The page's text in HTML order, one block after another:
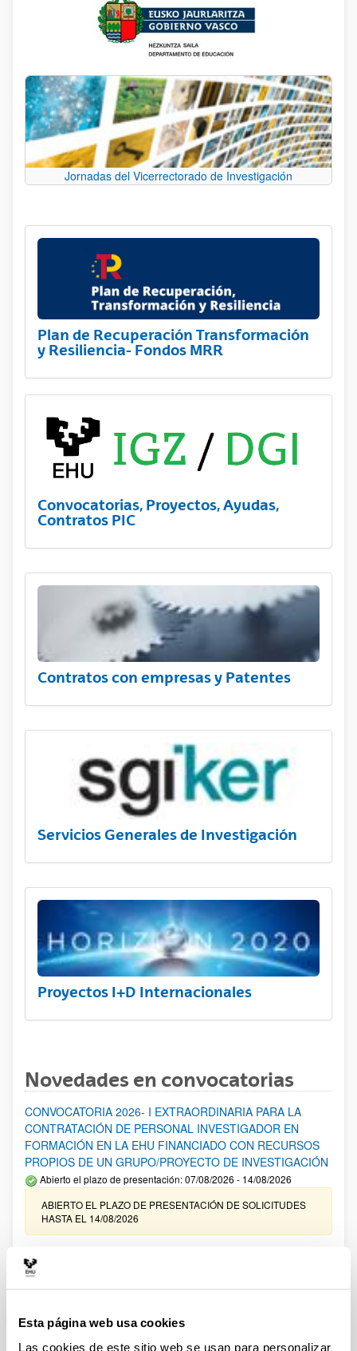
Esta página web usa cookies
Las cookies de este sitio web se usan para personalizar
Jornadas del Vicerrectorado de Investigación
Plan de Recuperación Transformación
y Resiliencia- Fondos MRR
Convocatorias, Proyectos, Ayudas,
Contratos PIC
Contratos con empresas y Patentes
Servicios Generales de Investigación
Proyectos I+D Internacionales
Novedades en convocatorias
CONVOCATORIA 2026- I EXTRAORDINARIA PARA LA
CONTRATACIÓN DE PERSONAL INVESTIGADOR EN
FORMACIÓN EN LA EHU FINANCIADO CON RECURSOS
PROPIOS DE UN GRUPO/PROYECTO DE INVESTIGACIÓN
Abierto el plazo de presentación: 07/08/2026 - 14/08/2026
ABIERTO EL PLAZO DE PRESENTACIÓN DE SOLICITUDES
HASTA EL 14/08/2026
Ayudas para financiación de la adquisición y renovación de
infraestructura científica y fondos bibliográficos en la
UPV/EHU 2026
25/03/2026: Corrección de errores del listado provisional de
solicitudes admitidas y excluidas. 23/03/2026: Relación